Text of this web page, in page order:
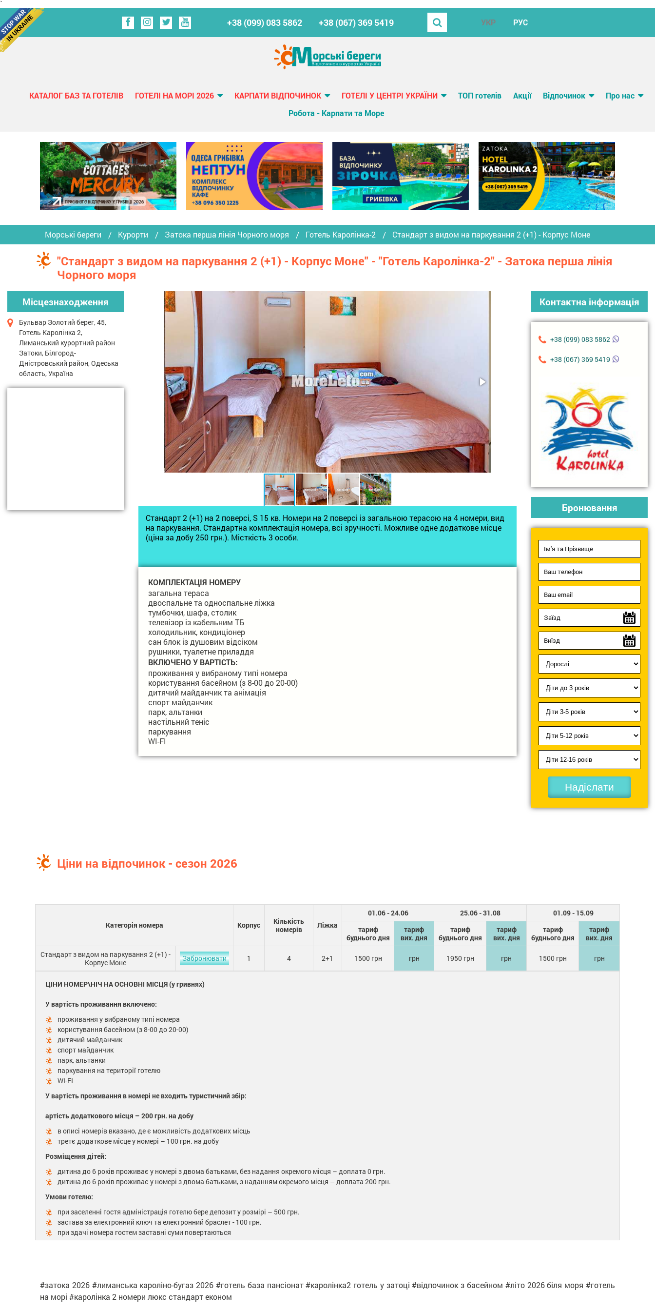
`
+38 (099) 083 5862 +38 (067) 369 5419 УКР РУС
КАТАЛОГ БАЗ ТА ГОТЕЛІВ ГОТЕЛІ НА МОРІ 2026 КАРПАТИ ВІДПОЧИНОК ГОТЕЛІ У ЦЕНТРІ УКРАЇНИ ТОП готелів Акції Відпочинок
Про нас
Робота - Карпати та Море
Морські береги Курорти Затока перша лінія Чорного моря Готель Каролінка-2 Стандарт з видом на паркування 2 (+1) - Корпус Моне
"Стандарт з видом на паркування 2 (+1) - Корпус Моне" - "Готель Каролінка-2" - Затока перша лінія
Чорного моря
Стандарт 2 (+1) на 2 поверсі, S 15 кв. Номери на 2 поверсі із загальною терасою на 4 номери, вид
на паркування. Стандартна комплектація номера, всі зручності. Можливе одне додаткове місце
(ціна за добу 250 грн.). Місткість 3 особи.
КОМПЛЕКТАЦІЯ НОМЕРУ
загальна тераса
двоспальне та односпальне ліжка
тумбочки, шафа, столик
телевізор із кабельним ТБ
холодильник, кондиціонер
сан блок із душовим відсіком
рушники, туалетне приладдя
ВКЛЮЧЕНО У ВАРТІСТЬ:
проживання у вибраному типі номера
користування басейном (з 8-00 до 20-00)
дитячий майданчик та анімація
спорт майданчик
парк, альтанки
настільний теніс
паркування
WI-FI
Місцезнаходження
Бульвар Золотий берег, 45,
Готель Каролінка 2,
Лиманський курортний район
Затоки, Білгород-
Дністровський район, Одеська
область, Україна
Контактна інформація
+38 (099) 083 5862
+38 (067) 369 5419
Бронювання
Надіслати
Ціни на відпочинок - сезон 2026
Категорія номера Корпус
Кількість
номерів
Ліжка
01.06 - 24.06 25.06 - 31.08
01.09 - 15.09
тариф
буднього дня
тариф
вих. дня
тариф
буднього дня
тариф
вих. дня
тариф
буднього дня
тариф
вих. дня
Стандарт з видом на паркування 2 (+1) -
Корпус Моне
Забронювати 1 4 2+1 1500 грн грн 1950 грн грн 1500 грн грн
ЦІНИ НОМЕР\НІЧ НА ОСНОВНІ МІСЦЯ (у гривнях)
У вартість проживання включено:
проживання у вибраному типі номера
користування басейном (з 8-00 до 20-00)
дитячий майданчик
спорт майданчик
парк, альтанки
паркування на території готелю
WI-FI
У вартість проживання в номері не входить туристичний збір:
артість додаткового місця – 200 грн. на добу
в описі номерів вказано, де є можливість додаткових місць
третє додаткове місце у номері – 100 грн. на добу
Розміщення дітей:
дитина до 6 років проживає у номері з двома батьками, без надання окремого місця – доплата 0 грн.
дитина до 6 років проживає у номері з двома батьками, з наданням окремого місця – доплата 200 грн.
Умови готелю:
при заселенні гостя адміністрація готелю бере депозит у розмірі – 500 грн.
застава за електронний ключ та електронний браслет - 100 грн.
при здачі номера гостем заставні суми повертаються
#затока 2026 #лиманська кароліно-бугаз 2026 #готель база пансіонат #каролінка2 готель у затоці #відпочинок з басейном #літо 2026 біля моря #готель
на морі #каролінка 2 номери люкс стандарт економ